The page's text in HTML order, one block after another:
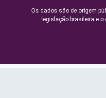
Os dados são de origem
legislação brasileira e